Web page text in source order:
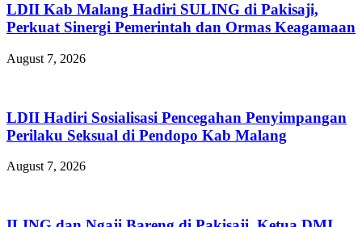
LDII Kab Malang Hadiri SULING di Pakisaji,
Perkuat Sinergi Pemerintah dan Ormas Keagamaan
August 7, 2026
LDII Hadiri Sosialisasi Pencegahan Penyimpangan
Perilaku Seksual di Pendopo Kab Malang
August 7, 2026